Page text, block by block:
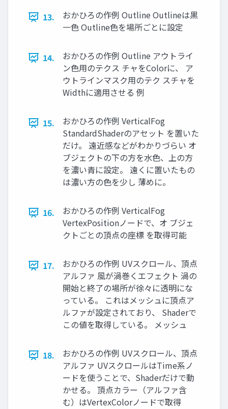
13.
おかひろの作例 Outline Outlineは黒
一色 Outline色を場所ごとに設定
14.
おかひろの作例 Outline アウトライ
ン色用のテクス チャをColorに、 ア
ウトラインマスク用のテク スチャを
Widthに適用させる 例
15.
おかひろの作例 VerticalFog
StandardShaderのアセット を置いた
だけ。 遠近感などがわかりづらい オ
ブジェクトの下の方を水色、上の方
を濃い青に設定。 遠くに置いたもの
は濃い方の色を少し 薄めに。
16.
おかひろの作例 VerticalFog
VertexPositionノードで、オ ブジェ
クトごとの頂点の座標 を取得可能
17.
おかひろの作例 UVスクロール、頂点
アルファ 風が渦巻くエフェクト 渦の
開始と終了の場所が徐々に透明にな
っている。 これはメッシュに頂点ア
ルファが設定されており、 Shaderで
この値を取得している。 メッシュ
18.
おかひろの作例 UVスクロール、頂点
アルファ UVスクロールはTime系ノ
ードを使うことで、Shaderだけで動
かせる。 頂点カラー（アルファ含
む）はVertexColorノードで取得